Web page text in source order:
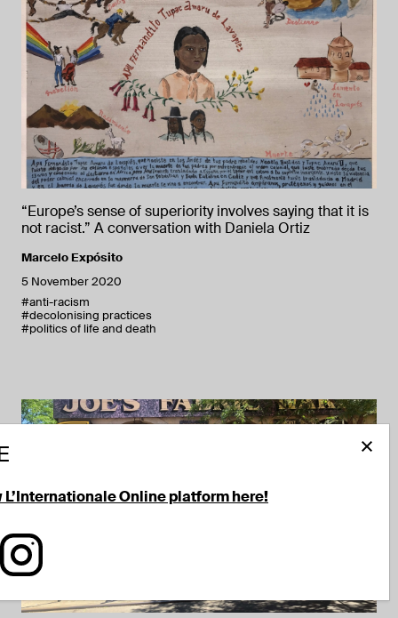
“Europe’s sense of superiority involves saying that it is
not racist.” A conversation with Daniela Ortiz
Marcelo Expósito
5 November 2020
#anti-racism
#decolonising practices
#politics of life and death
Online platform here!
on Facebook
L'Internationale on LinkedIn
Follow L'Internationale on Instagram